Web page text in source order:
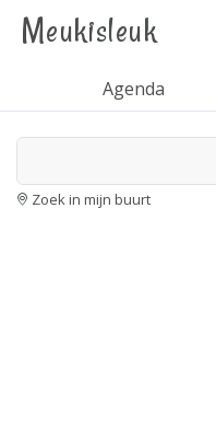
Meukisleuk
Agenda
Zoek in mijn buurt